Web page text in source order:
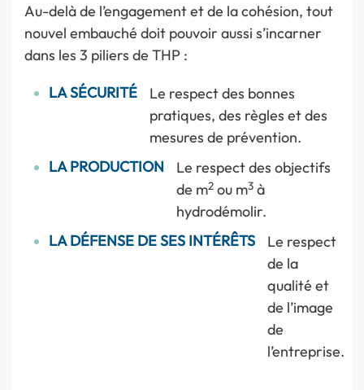
Au-delà de l’engagement et de la cohésion, tout
nouvel embauché doit pouvoir aussi s’incarner
dans les 3 piliers de THP :
LA SÉCURITÉ
Le respect des bonnes
pratiques, des règles et des
mesures de prévention.
LA PRODUCTION
Le respect des objectifs
de m2 ou m3 à
hydrodémolir.
LA DÉFENSE DE SES INTÉRÊTS
Le respect
de la
qualité et
de l’image
de
l’entreprise.